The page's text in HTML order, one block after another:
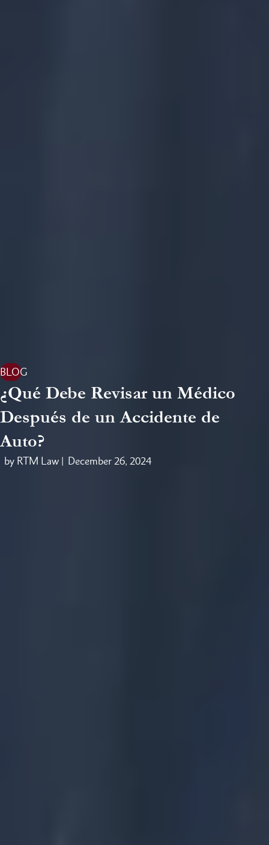
BLOG
¿Qué Debe Revisar un Médico
Después de un Accidente de
Auto?
by RTM Law | December 26, 2024